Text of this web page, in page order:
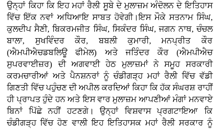
ਉਨ੍ਹਾਂ ਕਿਹਾ ਕਿ ਇਹ ਮਹਾਂ ਰੈਲੀ ਸੂਬੇ ਦੇ ਮੁਲਾਜ਼ਮ ਅੰਦੋਲਨ ਦੇ ਇਤਿਹਾਸ
ਵਿੱਚ ਇੱਕ ਨਵਾਂ ਅਧਿਆਇ ਸਾਬਤ ਹੋਵੇਗੀ।ਇਸ ਮੌਕੇ ਸਤਨਾਮ ਸਿੰਘ,
ਕੁਲਦੀਪ ਸੈਣੀ, ਬਿਕਰਮਜੀਤ ਸਿੰਘ, ਸਿਕੰਦਰ ਸਿੰਘ, ਜਗਨ ਨਾਥ, ਚੰਚਲ
ਬਾਲਾ, ਸੁਖਵਿੰਦਰ ਕੌਰ, ਬਬਲੀ ਕੁਮਾਰੀ, ਮਨਪ੍ਰੀਤ ਕੌਰ
(ਐਮਪੀਐਚਡਬਲਿਊ ਫੀਮੇਲ) ਅਤੇ ਜਤਿੰਦਰ ਕੌਰ (ਐਮਪੀਐਚ
ਸੁਪਰਵਾਈਜ਼ਰ) ਦੀ ਅਗਵਾਈ ਹੇਠ ਮੁਲਾਜ਼ਮਾਂ ਨੇ ਸਮੂਹ ਸਰਕਾਰੀ
ਕਰਮਚਾਰੀਆਂ ਅਤੇ ਪੈਨਸ਼ਨਰਾਂ ਨੂੰ ਚੰਡੀਗੜ੍ਹ ਮਹਾਂ ਰੈਲੀ ਵਿੱਚ ਵੱਡੀ
ਗਿਣਤੀ ਵਿੱਚ ਪਹੁੰਚਣ ਦੀ ਅਪੀਲ ਕਰਦਿਆਂ ਕਿਹਾ ਕਿ ਹੱਕ ਸੰਘਰਸ਼ ਰਾਹੀਂ
ਹੀ ਪ੍ਰਾਪਤ ਹੁੰਦੇ ਹਨ ਅਤੇ ਇਸ ਵਾਰ ਮੁਲਾਜ਼ਮ ਆਪਣੀਆਂ ਮੰਗਾਂ ਮਨਵਾਏ
ਬਿਨਾਂ ਪਿੱਛੇ ਨਹੀਂ ਹਟਣਗੇ। ਉਨ੍ਹਾਂ ਵਿਸ਼ਵਾਸ ਪ੍ਰਗਟਾਇਆ ਕਿ
ਚੰਡੀਗੜ੍ਹ ਵਿੱਚ ਹੋਣ ਵਾਲੀ ਇਹ ਇਤਿਹਾਸਕ ਮਹਾਂ ਰੈਲੀ ਸਰਕਾਰ ਨੂੰ